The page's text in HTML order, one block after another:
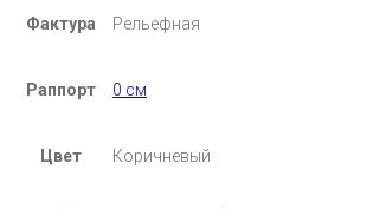
Фактура Рельефная
Раппорт 0 см
Цвет Коричневый